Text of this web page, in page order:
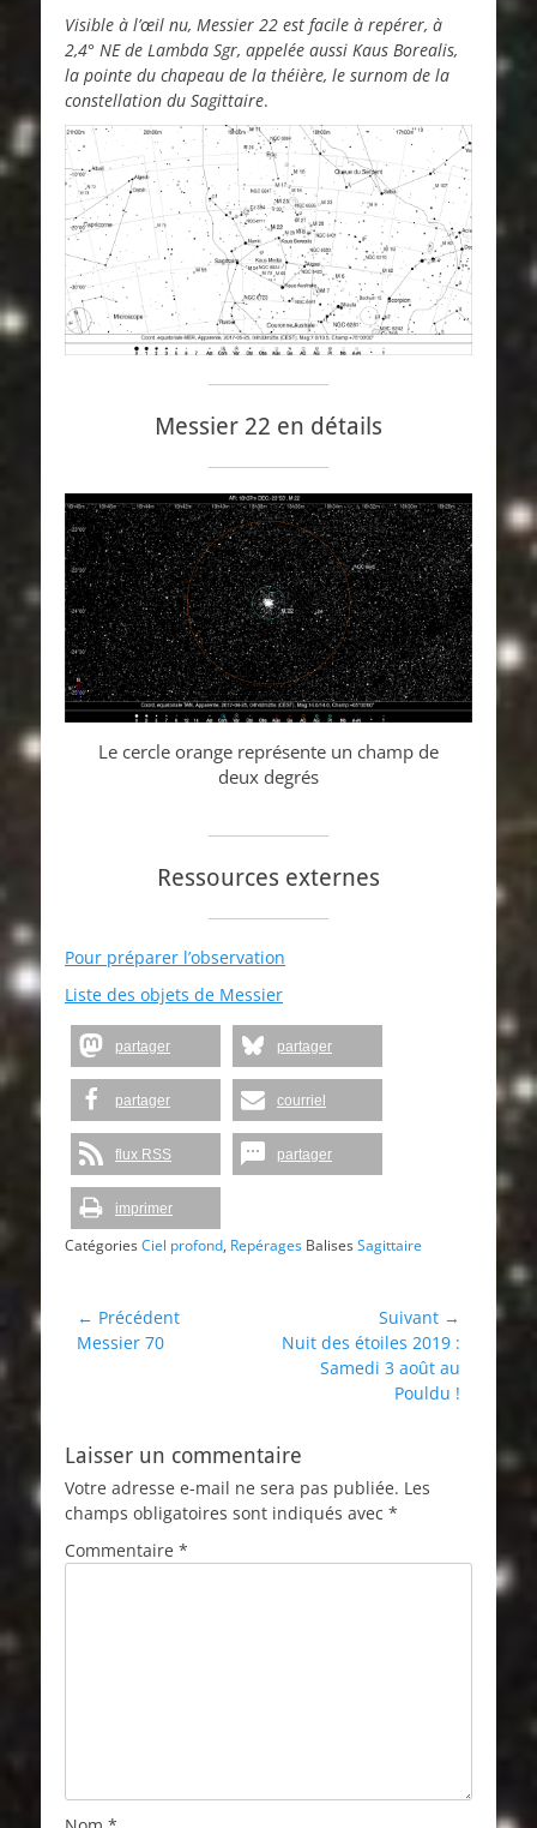
Visible à l’œil nu, Messier 22 est facile à repérer, à
2,4° NE de Lambda Sgr, appelée aussi Kaus Borealis,
la pointe du chapeau de la théière, le surnom de la
constellation du Sagittaire.
Messier 22 en détails
Le cercle orange représente un champ de
deux degrés
Ressources externes
Pour préparer l’observation
Liste des objets de Messier
partager partager
partager courriel
flux RSS partager
imprimer
CatégoriesCiel profond, Repérages BalisesSagittaire
Navigation
de
← Précédent
Article
Messier 70
Suivant →
Article
suivant :
Nuit des étoiles 2019 :
Samedi 3 août au
Pouldu !
Laisser un commentaire
Votre adresse e-mail ne sera pas publiée. Les
champs obligatoires sont indiqués avec *
Commentaire *